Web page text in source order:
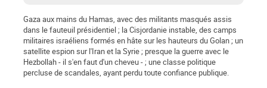
Gaza aux mains du Hamas, avec des militants masqués assis
dans le fauteuil présidentiel ; la Cisjordanie instable, des camps
militaires israéliens formés en hâte sur les hauteurs du Golan ; un
satellite espion sur l'Iran et la Syrie ; presque la guerre avec le
Hezbollah - il s'en faut d'un cheveu - ; une classe politique
percluse de scandales, ayant perdu toute confiance publique.